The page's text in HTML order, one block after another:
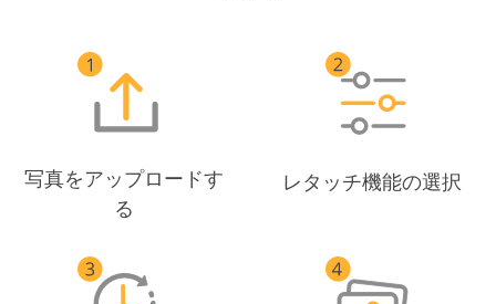
写真をアップロードす
る
レタッチ機能の選択